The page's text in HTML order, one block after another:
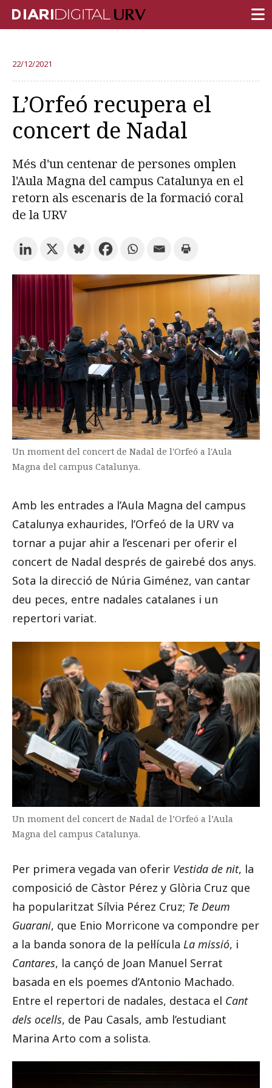
RECERCA
DOCÈNCIA
INSTITUCIÓ
COMUNITAT URV
REPORTATGES
Subscriu-te als butlletins de la URV Agenda
CATALÀ ESPAÑOL ENGLISH
22/12/2021
L’Orfeó recupera el
concert de Nadal
Més d'un centenar de persones omplen
l'Aula Magna del campus Catalunya en el
retorn als escenaris de la formació coral
de la URV
Un moment del concert de Nadal de l'Orfeó a l'Aula
Magna del campus Catalunya.
Amb les entrades a l’Aula Magna del campus
Catalunya exhaurides, l’Orfeó de la URV va
tornar a pujar ahir a l’escenari per oferir el
concert de Nadal després de gairebé dos anys.
Sota la direcció de Núria Giménez, van cantar
deu peces, entre nadales catalanes i un
repertori variat.
Un moment del concert de Nadal de l’Orfeó a l’Aula
Magna del campus Catalunya.
Per primera vegada van oferir Vestida de nit, la
composició de Càstor Pérez y Glòria Cruz que
ha popularitzat Sílvia Pérez Cruz; Te Deum
Guarani, que Enio Morricone va compondre per
a la banda sonora de la pel·lícula La missió, i
Cantares, la cançó de Joan Manuel Serrat
basada en els poemes d’Antonio Machado.
Entre el repertori de nadales, destaca el Cant
dels ocells, de Pau Casals, amb l’estudiant
Marina Arto com a solista.